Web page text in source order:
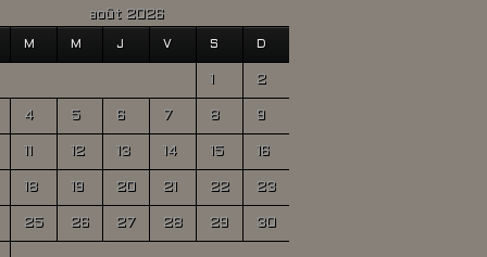
août 2026
M M J V S D
1 2
4 5 6 7 8 9
11 12 13 14 15 16
18 19 20 21 22 23
25 26 27 28 29 30